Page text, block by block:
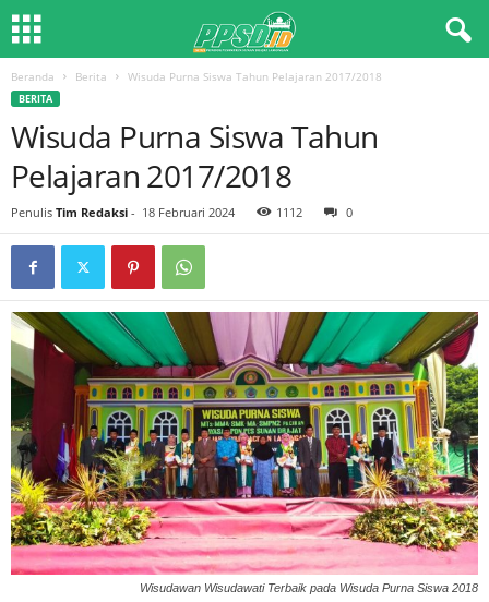
Beranda Berita Wisuda Purna Siswa Tahun Pelajaran 2017/2018
BERITA
Wisuda Purna Siswa Tahun
Pelajaran 2017/2018
Penulis Tim Redaksi - 18 Februari 2024 1112 0
Wisudawan Wisudawati Terbaik pada Wisuda Purna Siswa 2018